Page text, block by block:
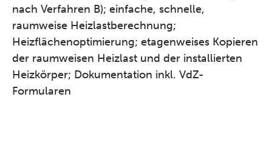
nach Verfahren B); einfache, schnelle,
raumweise Heizlastberechnung;
Heizflächenoptimierung; etagenweises Kopieren
der raumweisen Heizlast und der installierten
Heizkörper; Dokumentation inkl. VdZ-
Formularen